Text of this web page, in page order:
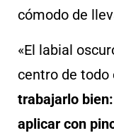
cómodo de
«El labial
centro de todo
trabajarlo
aplicar con